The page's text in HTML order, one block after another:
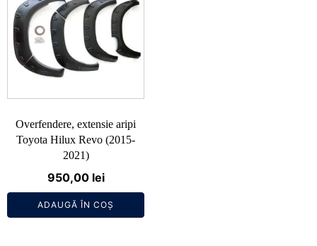
Overfendere, extensie aripi
Toyota Hilux Revo (2015-
2021)
950,00 lei
ADAUGĂ ÎN COȘ